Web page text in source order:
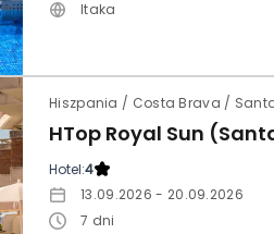
Itaka
Hotel:4
13.09.2026 - 20.09.2026
7 dni